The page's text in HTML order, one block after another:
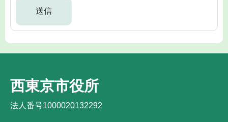
西東京市役所
法人番号1000020132292